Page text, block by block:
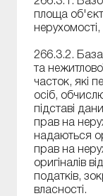
площа
нерухомості,
266.3.2. База
та
часток, які
осіб,
підставі
прав на
надаються
прав на
оригіналів
податків,
власності.